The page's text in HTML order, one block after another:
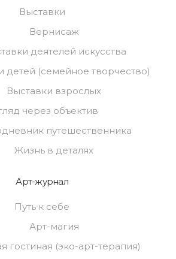
Выставки
Вернисаж
деятелей искусства
детей (семейное творчество)
Выставки взрослых
через объектив
путешественника
Жизнь в деталях
Арт-журнал
Путь к себе
Арт-магия
гостиная (эко-арт-терапия)